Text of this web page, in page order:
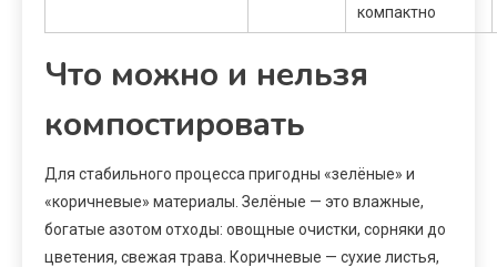
компактно
Что можно и нельзя
компостировать
Для стабильного процесса пригодны «зелёные» и
«коричневые» материалы. Зелёные — это влажные,
богатые азотом отходы: овощные очистки, сорняки до
цветения, свежая трава. Коричневые — сухие листья,